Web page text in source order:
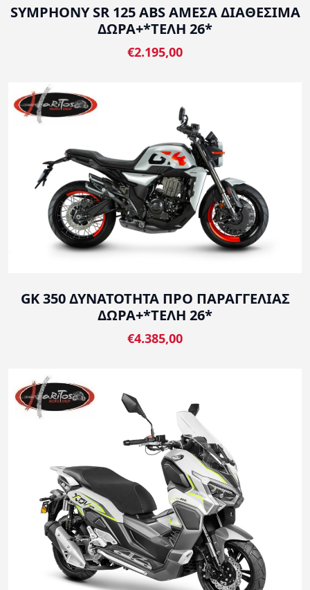
SYMPHONY SR 125 ABS ΑΜΕΣΑ ΔΙΑΘΕΣΙΜΑ
ΔΩΡΑ+*ΤΕΛΗ 26*
€2.195,00
GK 350 ΔΥΝΑΤΟΤΗΤΑ ΠΡΟ ΠΑΡΑΓΓΕΛΙΑΣ
ΔΩΡΑ+*ΤΕΛΗ 26*
€4.385,00